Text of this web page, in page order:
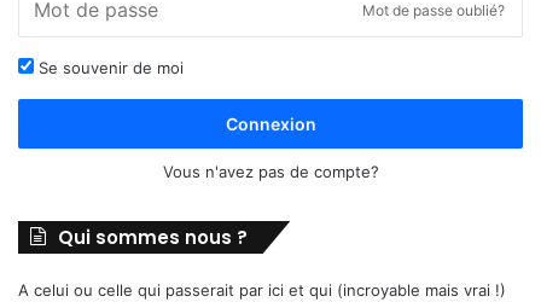
Mot de passe oublié?
Se souvenir de moi
Connexion
Vous n'avez pas de compte?
Qui sommes nous ?
A celui ou celle qui passerait par ici et qui (incroyable mais vrai !)